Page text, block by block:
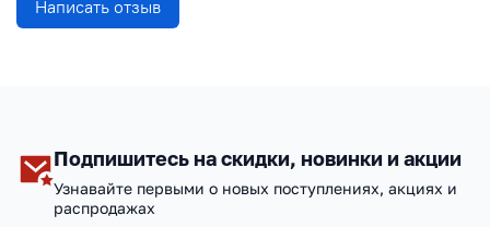
Написать отзыв
Подпишитесь на скидки, новинки и акции
Узнавайте первыми о новых поступлениях, акциях и
распродажах